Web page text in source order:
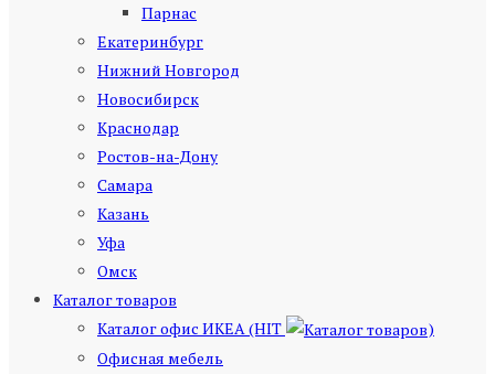
Парнас
Екатеринбург
Нижний Новгород
Новосибирск
Краснодар
Ростов-на-Дону
Самара
Казань
Уфа
Омск
Каталог товаров
Каталог офис ИКЕА (HIT
)
Офисная мебель